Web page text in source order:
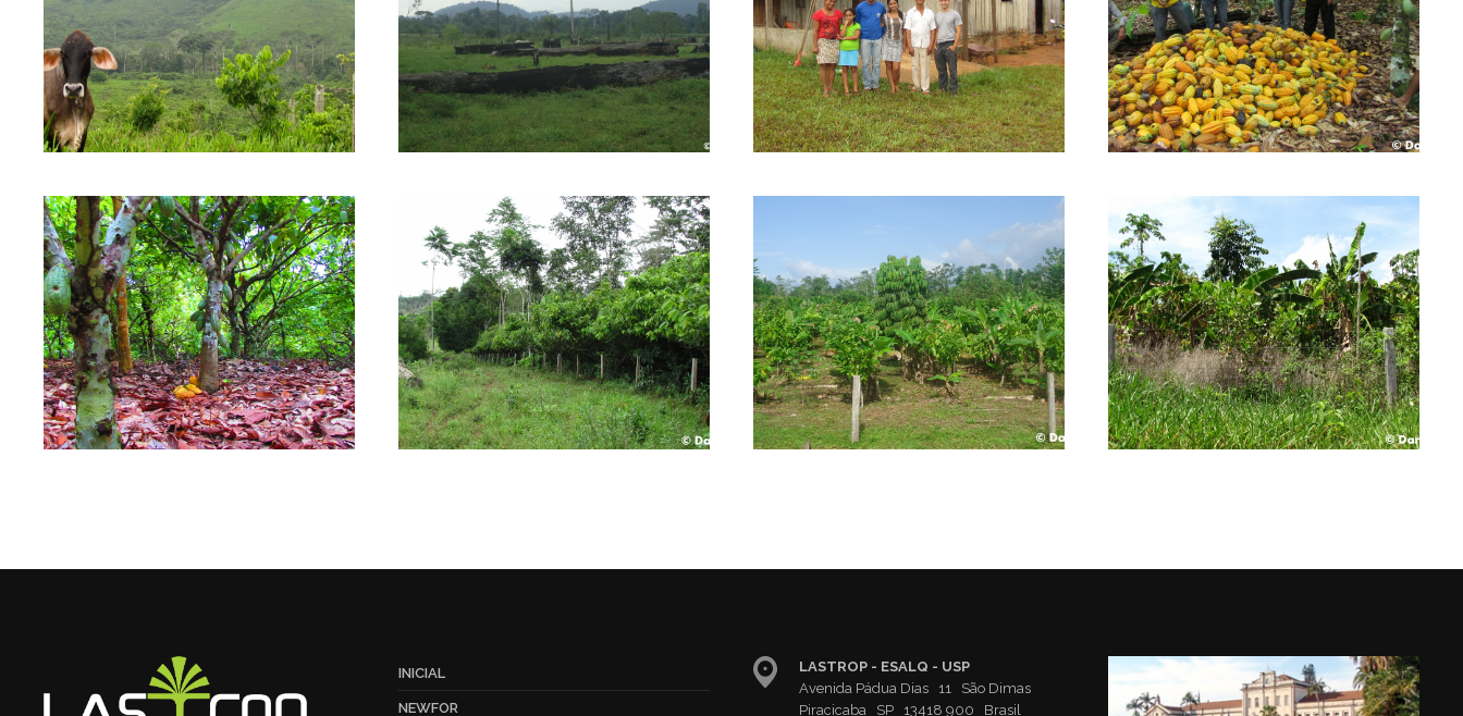
INICIAL
NEWFOR
LASTROP - ESALQ - USP
Avenida Pádua Dias 11 São Dimas
Piracicaba SP 13418 900 Brasil